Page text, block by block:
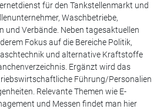
für den Tankstellenmarkt und
Waschbetriebe,
und Verbände. Neben tagesaktuellen
Fokus auf die Bereiche Politik,
und alternative Kraftstoffe
Ergänzt wird das
Führung/Personalien
Relevante Themen wie E-
und Messen findet man hier